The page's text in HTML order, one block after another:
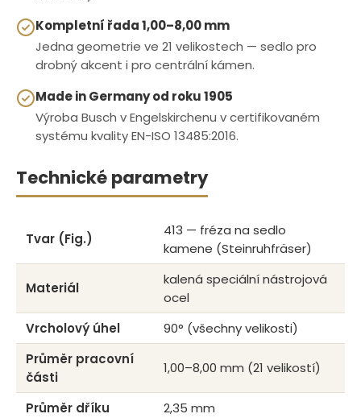
Kompletní řada 1,00–8,00 mm
Jedna geometrie ve 21 velikostech — sedlo pro
drobný akcent i pro centrální kámen.
Made in Germany od roku 1905
Výroba Busch v Engelskirchenu v certifikovaném
systému kvality EN-ISO 13485:2016.
Technické parametry
Tvar (Fig.)
413 — fréza na sedlo
kamene (Steinruhfräser)
Materiál
kalená speciální nástrojová
ocel
Vrcholový úhel
90° (všechny velikosti)
Průměr pracovní
části
1,00–8,00 mm (21 velikostí)
Průměr dříku 2,35 mm